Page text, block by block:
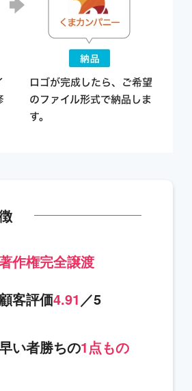
作権完全譲渡
顧客評価4.91 ／5
い者勝ちの1点もの